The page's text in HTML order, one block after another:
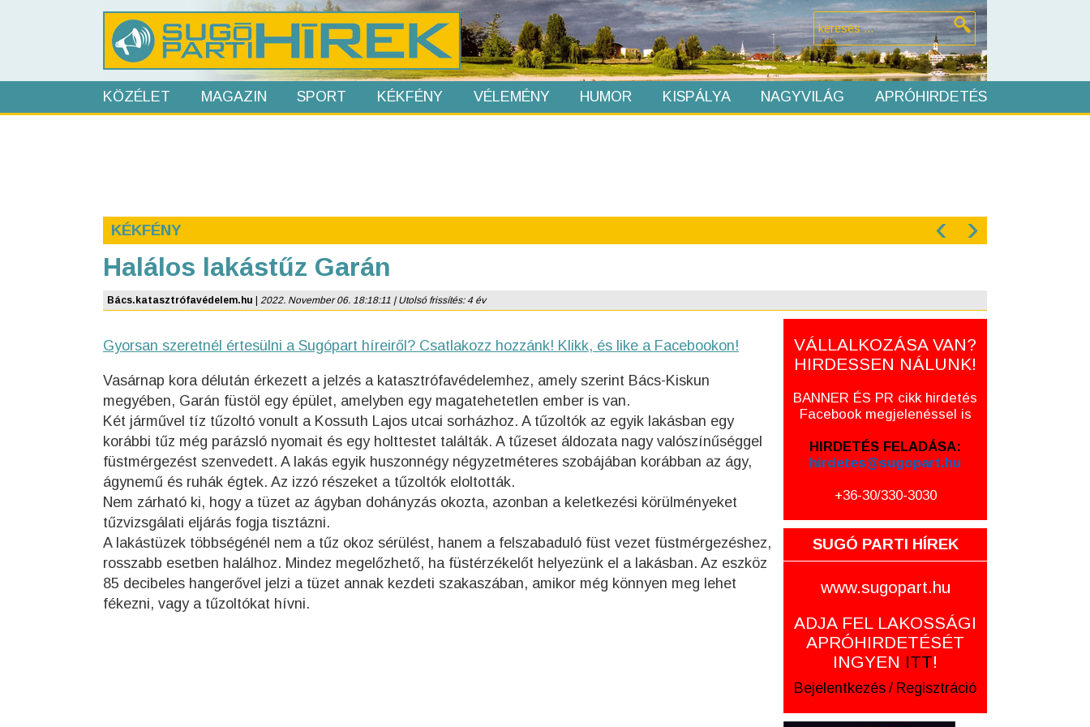
KÖZÉLET MAGAZIN SPORT KÉKFÉNY VÉLEMÉNY HUMOR KISPÁLYA NAGYVILÁG APRÓHIRDETÉS
KÉKFÉNY ‹ ›
Halálos lakástűz Garán
Bács.katasztrófavédelem.hu 2022. November 06. 18:18:11 | Utolsó frissítés: 4 év
Gyorsan szeretnél értesülni a Sugópart híreiről? Csatlakozz hozzánk! Klikk, és like a Facebookon!
Vasárnap kora délután érkezett a jelzés a katasztrófavédelemhez, amely szerint Bács-Kiskun
megyében, Garán füstöl egy épület, amelyben egy magatehetetlen ember is van.
Két járművel tíz tűzoltó vonult a Kossuth Lajos utcai sorházhoz. A tűzoltók az egyik lakásban egy
korábbi tűz még parázsló nyomait és egy holttestet találták. A tűzeset áldozata nagy valószínűséggel
füstmérgezést szenvedett. A lakás egyik huszonnégy négyzetméteres szobájában korábban az ágy,
ágynemű és ruhák égtek. Az izzó részeket a tűzoltók eloltották.
Nem zárható ki, hogy a tüzet az ágyban dohányzás okozta, azonban a keletkezési körülményeket
tűzvizsgálati eljárás fogja tisztázni.
A lakástüzek többségénél nem a tűz okoz sérülést, hanem a felszabaduló füst vezet füstmérgezéshez,
rosszabb esetben halálhoz. Mindez megelőzhető, ha füstérzékelőt helyezünk el a lakásban. Az eszköz
85 decibeles hangerővel jelzi a tüzet annak kezdeti szakaszában, amikor még könnyen meg lehet
fékezni, vagy a tűzoltókat hívni.
VÁLLALKOZÁSA VAN?
HIRDESSEN NÁLUNK!
BANNER ÉS PR cikk hirdetés
Facebook megjelenéssel is
HIRDETÉS FELADÁSA:
hirdetes@sugopart.hu
+36-30/330-3030
SUGÓ PARTI HÍREK
www.sugopart.hu
ADJA FEL LAKOSSÁGI
APRÓHIRDETÉSÉT
INGYEN ITT!
Bejelentkezés / Regisztráció